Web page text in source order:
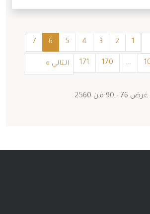
1
2
3
4
5
6
7
...
170
171 التالي »
عرض 76
-
90 من 2560